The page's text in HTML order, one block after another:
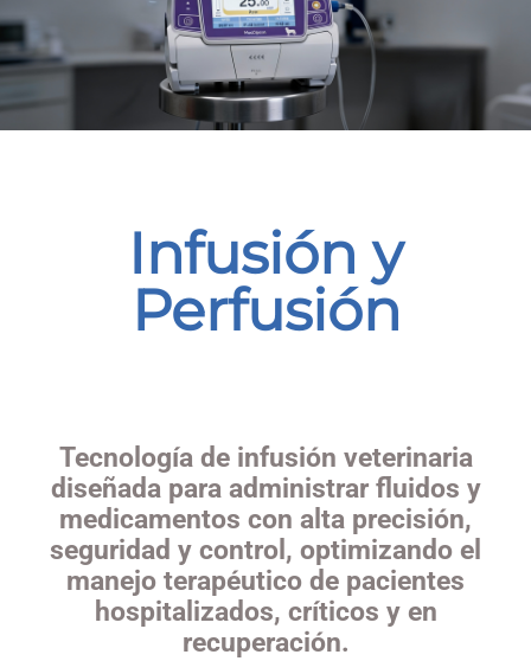
Infusión y
Perfusión
Tecnología de infusión veterinaria
diseñada para administrar fluidos y
medicamentos con alta precisión,
seguridad y control, optimizando el
manejo terapéutico de pacientes
hospitalizados, críticos y en
recuperación.